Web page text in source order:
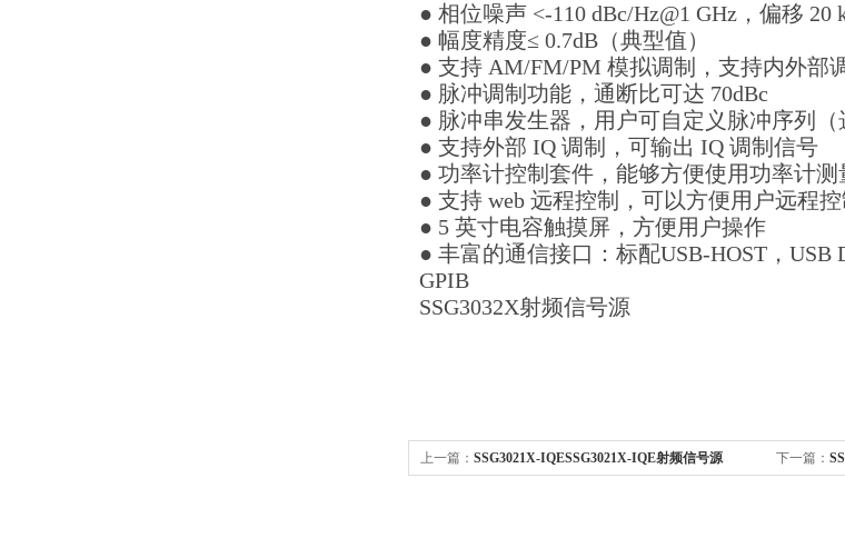
● 相位噪声 <-110 dBc/Hz@1 GHz，偏移 20
● 幅度精度≤ 0.7dB（典型值）
● 支持 AM/FM/PM 模拟调制，支持内外部
● 脉冲调制功能，通断比可达 70dBc
● 脉冲串发生器，用户可自定义脉冲序列（
● 支持外部 IQ 调制，可输出 IQ 调制信号
● 功率计控制套件，能够方便使用功率计
● 支持 web 远程控制，可以方便用户远程
● 5 英寸电容触摸屏，方便用户操作
● 丰富的通信接口：标配USB-HOST，USB
GPIB
SSG3032X射频信号源
上一篇： SSG3021X-IQESSG3021X-IQE射频信号源 下一篇：